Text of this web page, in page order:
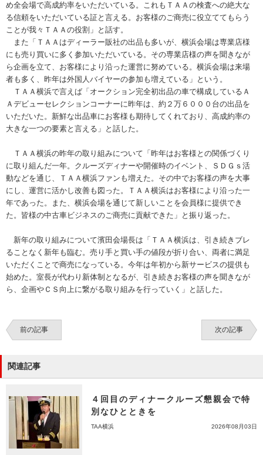
め全会場で高成約率をいただいている。これもＴＡＡの検査への絶大な
る信頼をいただいている証と言える。お客様のご商売に役立ててもらう
ことが我々ＴＡＡの役割」と話す。
また「ＴＡＡはディーラー販社の出品も多いが、横浜会場は専業店様
にも売り買いに多く参加いただいている。その専業店様の声を聞きなが
ら企画を立て、お客様により沿った運営に努めている。横浜会場は来場
者も多く、昨年は外国人バイヤーの参加も増えている」という。
ＴＡＡ横浜で言えば「オークション完全初出品の車で構成しているＡ
Ａデビューセレクションコーナーに昨年は、約２万６０００台の出品を
いただいた。新鮮な出品車にお客様も期待してくれており、高成約率の
大きな一つの要素と言える」と話した。
ＴＡＡ横浜の昨年の取り組みについて「昨年はお客様との関係づくり
に取り組んだ一年。クルーズディナーや開催時のイベント、ＳＤＧｓ活
動などを通じ、ＴＡＡ横浜ファンも増えた。その中でお客様の声を大事
にし、運営に活かし改善も図った。ＴＡＡ横浜はお客様により沿った一
年であった。また、横浜会場を通じて新しいことを会員様に提供でき
た。皆様の中古車ビジネスのご商売に貢献できた」と振り返った。
新年の取り組みについて濱田会場長は「ＴＡＡ横浜は、引き続きブレ
ることなく新年も臨む。売り手と買い手の値段が折り合い、両者に満足
いただくことで商売になっている。今年は年初から新サービスの提供も
始めた。室長が代わり新体制となるが、引き続きお客様の声を聞きなが
ら、企画やＣＳ向上に繋がる取り組みを行っていく」と話した。
前の記事 次の記事
関連記事
４回目のディナークルーズ懇親会で特
別なひとときを
TAA横浜 2026年08月03日